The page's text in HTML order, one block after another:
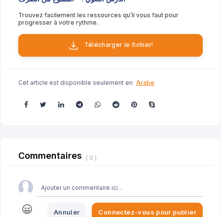
Trouvez facilement les ressources qu’il vous faut pour
progresser à votre rythme.
Télécharger le fichier!
Cet article est disponible seulement en Arabe
Commentaires ( 0 )
Annuler Connectez-vous pour publier